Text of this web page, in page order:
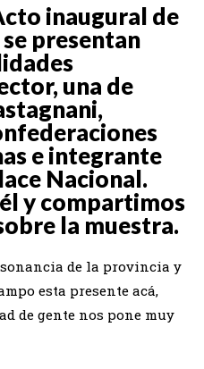
inaugural de
presentan
una de
e integrante
Nacional.
y compartimos
la muestra.
de la provincia y
esta presente acá,
de gente nos pone muy